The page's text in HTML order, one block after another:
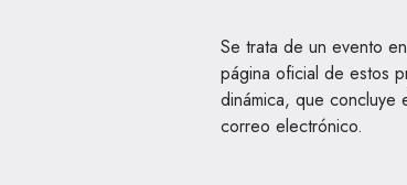
Se trata de un evento
página oficial de estos
dinámica, que
correo electrónico.